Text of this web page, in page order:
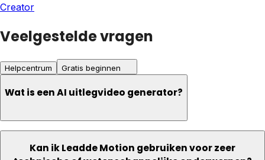
Creator
Veelgestelde vragen
Helpcentrum Gratis beginnen
Wat is een AI uitlegvideo generator?
Kan ik Leadde Motion gebruiken voor zeer